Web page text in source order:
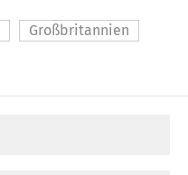
Großbritannien